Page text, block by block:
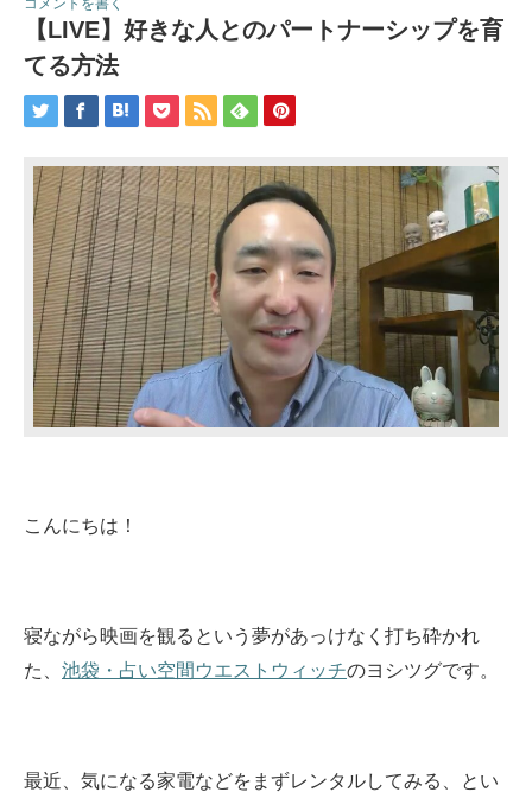
【LIVE】好きな人とのパートナーシップを育
てる方法
こんにちは！
寝ながら映画を観るという夢があっけなく打ち砕かれ
た、 池袋・占い空間ウエストウィッチのヨシツグです。
最近、気になる家電などをまずレンタルしてみる、とい